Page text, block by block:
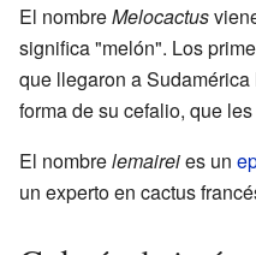
El nombreMelocactus
significa "melón". Los
que llegaron a
forma de su cefalio, que
El nombrelemaireies un
un experto en cactus